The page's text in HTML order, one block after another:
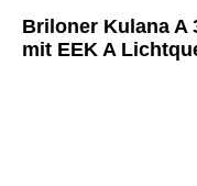
Briloner Kulana A
mit EEK A